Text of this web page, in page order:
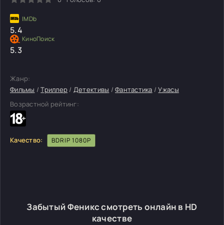
5.4
5.3
Жанр:
Фильмы /Триллер / Детективы /Фантастика /Ужасы
Возрастной рейтинг:
Качество: BDRIP 1080P
Забытый Феникс смотреть онлайн в HD
качестве